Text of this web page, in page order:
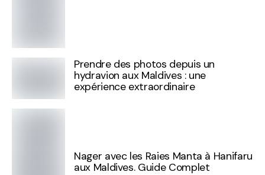
Prendre des photos depuis un
hydravion aux Maldives : une
expérience extraordinaire
Nager avec les Raies Manta à Hanifaru
aux Maldives. Guide Complet